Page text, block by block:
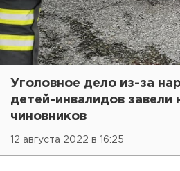
Уголовное дело из-за
детей-инвалидов завели
чиновников
12 августа 2022 в 16:25